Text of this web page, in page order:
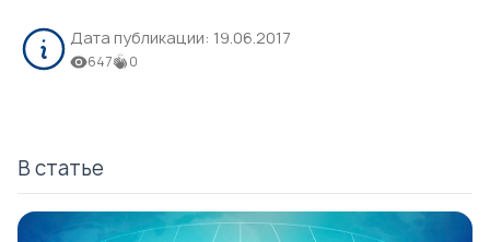
Дата публикации: 19.06.2017
647 0
В статье